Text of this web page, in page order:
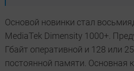
Основой новинки стал
MediaTek Dimensity 1000+.
Гбайт оперативной и 128 или
постоянной памяти. Основная